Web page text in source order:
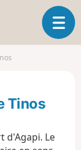
O
u
Tinos
d'Agapi. Le